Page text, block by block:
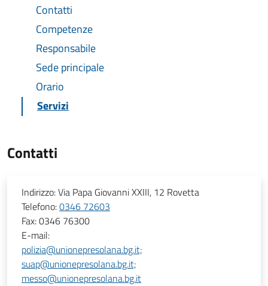
Contatti
Competenze
Responsabile
Sede principale
Orario
Servizi
Contatti
Indirizzo:Via Papa Giovanni XXIII, 12 Rovetta
Telefono:0346 72603
Fax:0346 76300
E-mail:
polizia@unionepresolana.bg.it;
suap@unionepresolana.bg.it;
messo@unionepresolana.bg.it